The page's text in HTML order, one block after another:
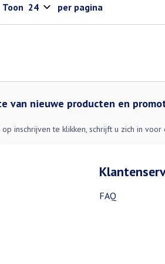
Toon per pagina
van nieuwe producten en
inschrijven te klikken, schrijft u zich in
FAQ